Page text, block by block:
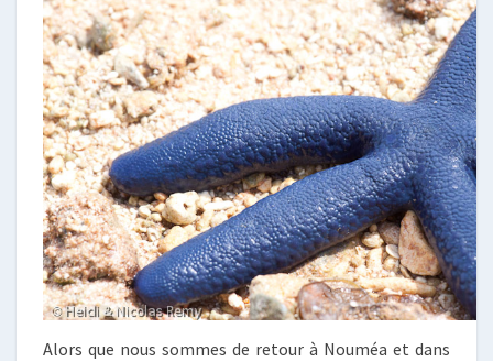
Alors que nous sommes de retour à Nouméa et dans